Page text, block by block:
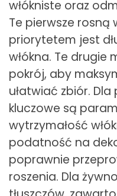
włókniste oraz
Te pierwsze rosną
priorytetem jest
włókna. Te drugie
pokrój, aby
ułatwiać zbiór.
kluczowe są
wytrzymałość
podatność na
poprawnie
roszenia. Dla